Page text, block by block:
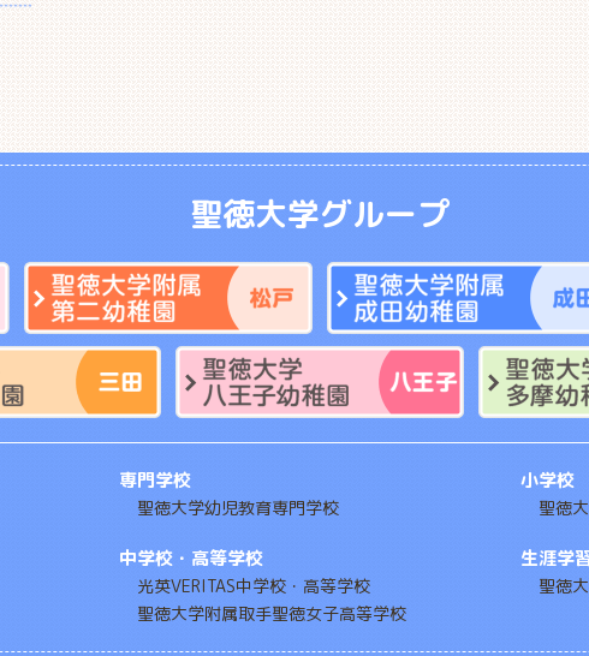
聖徳大学グループ
専門学校
聖徳大学幼児教育専門学校
中学校・高等学校
光英VERITAS中学校・高等学校
聖徳大学附属取手聖徳女子高等学校
小学校
聖徳
生涯学
聖徳